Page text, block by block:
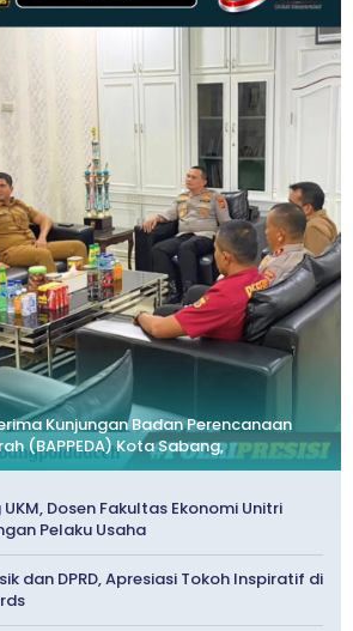
Kunjungan Badan Perencanaan
(BAPPEDA) Kota Sabang,
Dosen Fakultas Ekonomi Unitri
Pelaku Usaha
dan DPRD, Apresiasi Tokoh Inspiratif di